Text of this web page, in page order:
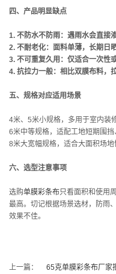
四、产品明显缺点
1. 不防水不防雨：遇雨水会直接
2. 不耐老化：面料单薄，长期日
3. 不可重复久用：仅适合一次性
4. 抗拉力一般：相比双膜布料，
五、规格对应适用场景
4米、5米小规格，多用于室内装
6米中等规格，适配工地短期围挡
8米大宽幅规格，适合大面积场地
六、选型注意事项
选购单膜彩条布只看面积和使用
最高。切记根据场景选材，防雨
效果不佳。
上一篇： 65克单膜彩条布厂家